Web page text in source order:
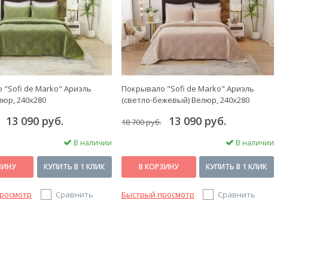
"Sofi de Marko" Ариэль
240x280
13 090 руб.
В наличии
КУПИТЬ В 1 КЛИК
Сравнить
Покрывало "Sofi de Marko" Ариэль
(светло-бежевый) Велюр, 240x280
18 700 руб. 13 090 руб.
В наличии
В КОРЗИНУ КУПИТЬ В 1 КЛИК
Быстрый просмотр Сравнить